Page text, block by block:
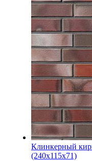
Клинкерный
(240х115х71)